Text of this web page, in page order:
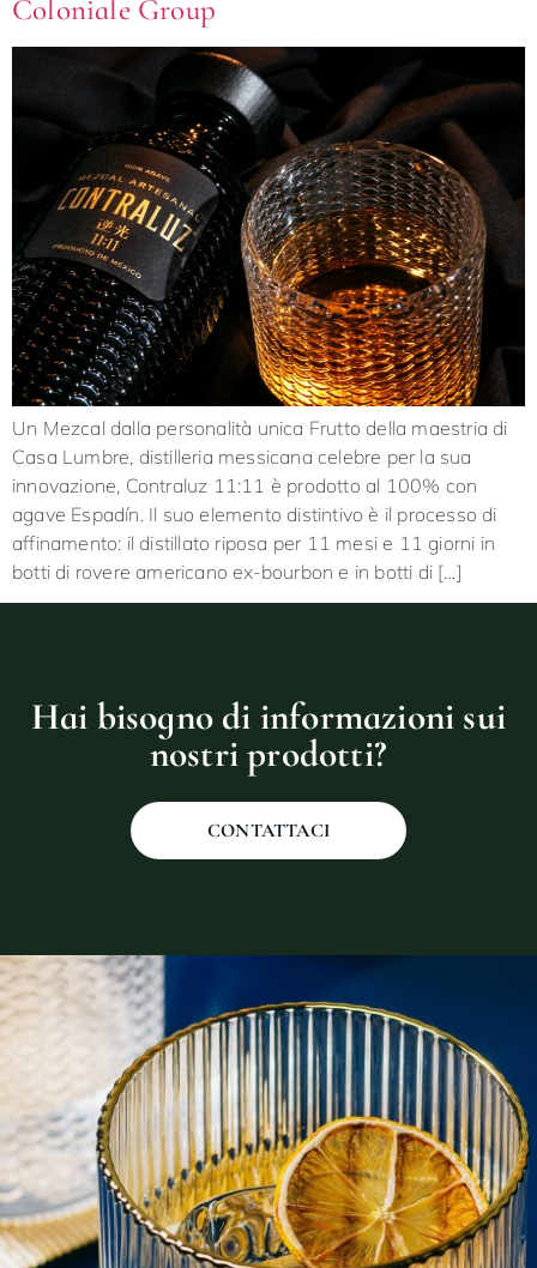
Coloniale Group
Un Mezcal dalla personalità unica Frutto della maestria di
Casa Lumbre, distilleria messicana celebre per la sua
innovazione, Contraluz 11:11 è prodotto al 100% con
agave Espadín. Il suo elemento distintivo è il processo di
affinamento: il distillato riposa per 11 mesi e 11 giorni in
botti di rovere americano ex-bourbon e in botti di […]
Hai bisogno di informazioni sui
nostri prodotti?
CONTATTACI